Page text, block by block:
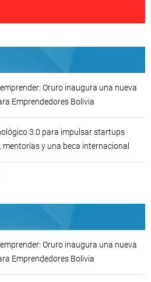
Oruro inaugura una nueva
Emprendedores Bolivia
3.0 para impulsar startups
y una beca internacional
Oruro inaugura una nueva
Emprendedores Bolivia